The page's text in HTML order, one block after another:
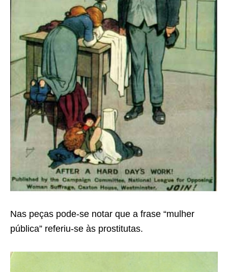
Nas peças pode-se notar que a frase “mulher
pública” referiu-se às prostitutas.